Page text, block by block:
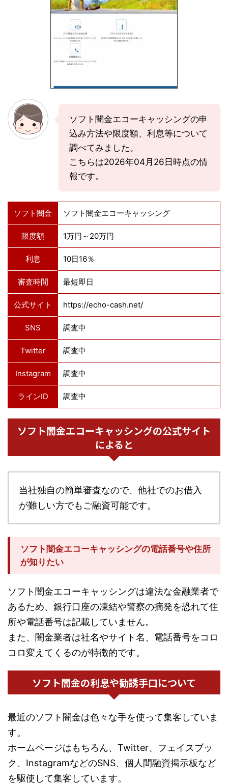
ソフト闇金エコーキャッシングの申
込み方法や限度額、利息等について
調べてみました。
こちらは2026年04月26日時点の情
報です。
ソフト闇金 ソフト闇金エコーキャッシング
限度額 1万円～20万円
利息 10日16％
審査時間 最短即日
公式サイト https://echo-cash.net/
SNS 調査中
Twitter 調査中
Instagram 調査中
ラインID 調査中
ソフト闇金エコーキャッシングの公式サイト
によると
当社独自の簡単審査なので、他社でのお借入
が難しい方でもご融資可能です。
ソフト闇金エコーキャッシングの電話番号や住所
が知りたい
ソフト闇金エコーキャッシングは違法な金融業者で
あるため、銀行口座の凍結や警察の摘発を恐れて住
所や電話番号は記載していません。
また、闇金業者は社名やサイト名、電話番号をコロ
コロ変えてくるのが特徴的です。
ソフト闇金の利息や勧誘手口について
最近のソフト闇金は色々な手を使って集客していま
す。
ホームページはもちろん、Twitter、フェイスブッ
ク、InstagramなどのSNS、個人間融資掲示板など
を駆使して集客しています。